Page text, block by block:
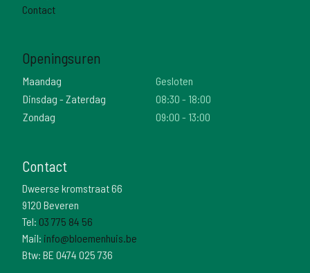
Contact
Openingsuren
Maandag
Gesloten
Dinsdag - Zaterdag
08:30 - 18:00
Zondag
09:00 - 13:00
Contact
Dweerse kromstraat 66
9120 Beveren
Tel: 03 775 84 56
Mail: info@bloemenhuis.be
Btw: BE 0474 025 736